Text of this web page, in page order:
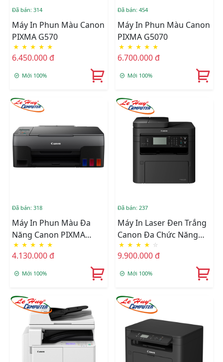
Đã bán: 314
Máy In Phun Màu Canon
PIXMA G570
★ ★ ★ ★ ★
6.450.000 đ
Mới 100%
Đã bán: 454
Máy In Phun Màu Canon
PIXMA G5070
★ ★ ★ ★ ★
6.700.000 đ
Mới 100%
Đã bán: 318
Máy In Phun Màu Đa
Năng Canon PIXMA
G2020
★ ★ ★ ★ ★
4.130.000 đ
Mới 100%
Đã bán: 237
Máy In Laser Đen Trắng
Canon Đa Chức Năng
MF266DN
★ ★ ★ ★ ☆
9.900.000 đ
Mới 100%